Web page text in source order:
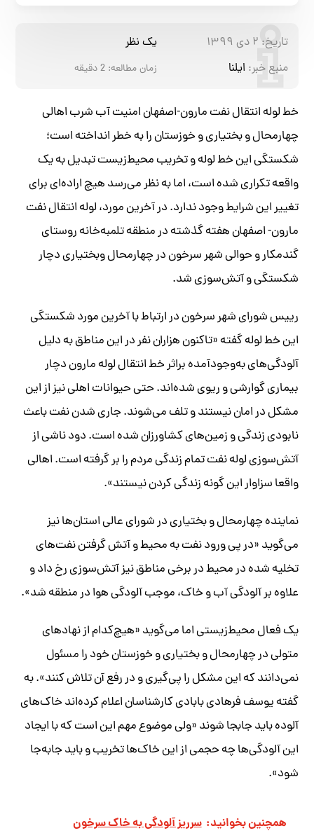
تاریخ: ۲ دی ۱۳۹۹
یک نظر
منبع خبر: ایلنا زمان مطالعه: 2دقیقه
خط لوله انتقال نفت مارون-اصفهان امنیت آب شرب اهالی
چهارمحال و بختیاری و خوزستان را به خطر انداخته است؛
شکستگی این خط لوله و تخریب محیط‌زیست تبدیل به یک
واقعه تکراری شده است، اما به نظر می‌‌رسد هیچ اراده‌ای برای
تغییر این شرایط وجود ندارد. در آخرین مورد، لوله انتقال نفت
مارون- اصفهان هفته گذشته در منطقه تلمبه‌خانه روستای
گندمکار و حوالی شهر سرخون در چهارمحال وبختیاری دچار
شکستگی و آتش‌سوزی شد.
رییس شورای شهر سرخون در ارتباط با آخرین مورد شکستگی
این خط لوله گفته «تاکنون هزاران نفر در این مناطق به دلیل
آلودگی‌های به‌وجودآمده براثر خط انتقال لوله مارون دچار
بیماری گوارشی و ریوی شده‌اند. حتی حیوانات اهلی نیز از این
مشکل در امان نیستند و تلف می‌شوند. جاری شدن نفت باعث
نابودی زندگی و زمین‌های کشاورزان شده است. دود ناشی از
آتش‌سوزی لوله نفت تمام زندگی مردم را بر گرفته است. اهالی
واقعا سزاوار این گونه زندگی کردن نیستند».
نماینده چهارمحال و بختیاری در شورای عالی استان‌ها نیز
می‌گوید «در پی ورود نفت به محیط و آتش گرفتن نفت‌های
تخلیه شده در محیط در برخی مناطق نیز آتش‌سوزی رخ‌ داد و
علاوه بر آلودگی آب و خاک، موجب آلودگی هوا در منطقه شد».
یک فعال محیط‌زیستی اما می‌گوید «هیچ‌کدام از نهادهای
متولی در چهارمحال و بختیاری و خوزستان خود را مسئول
نمی‌دانند که این مشکل را پی‌گیری و در رفع آن تلاش کنند». به
گفته یوسف فرهادی بابادی کارشناسان اعلام کرده‌اند خاک‌های
آلوده باید جابجا شوند «ولی موضوع مهم این است که با ایجاد
این آلودگی‌ها چه حجمی از این خاک‌ها تخریب و باید جابه‌جا
شود».
همچنین بخوانید: سرریز آلودگی به خاک سرخون